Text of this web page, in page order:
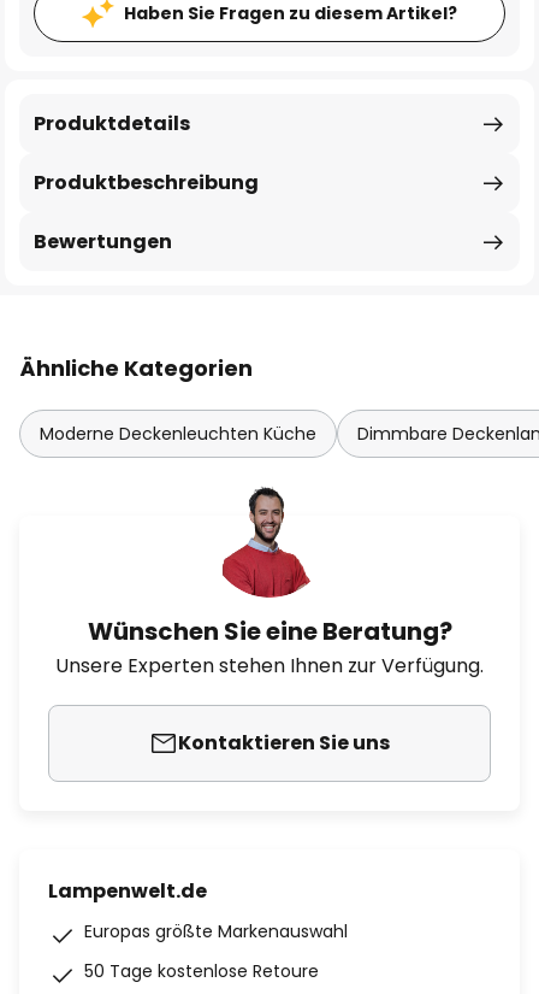
Haben Sie Fragen zu diesem Artikel?
Produktbeschreibung
Produktdetails
Bewertungen
Ähnliche Kategorien
Moderne Deckenleuchten Küche Dimmbare
Wünschen Sie eine Beratung?
Unsere Experten stehen Ihnen zur Verfügung.
Kontaktieren Sie uns
Lampenwelt.de
Europas größte Markenauswahl
50 Tage kostenlose Retoure